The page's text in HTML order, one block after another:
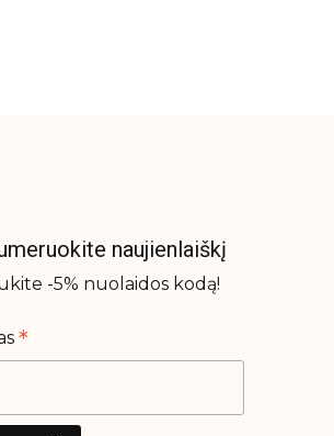
naujienlaiškį
-5% nuolaidos kodą!
*